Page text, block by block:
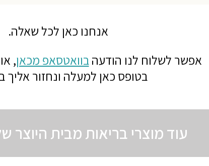
אנחנו כאן לכל שאלה.
אפשר לשלוח לנו הודעהבוואטסאפ מכאן,
בטופס כאן למעלה ונחזור אליך
עוד מוצרי בריאות מבית היוצר